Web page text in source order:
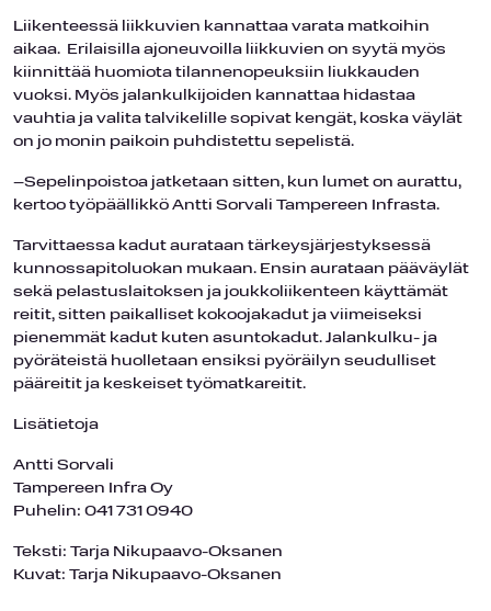
Liikenteessä liikkuvien kannattaa varata matkoihin
aikaa. Erilaisilla ajoneuvoilla liikkuvien on syytä myös
kiinnittää huomiota tilannenopeuksiin liukkauden
vuoksi. Myös jalankulkijoiden kannattaa hidastaa
vauhtia ja valita talvikelille sopivat kengät, koska väylät
on jo monin paikoin puhdistettu sepelistä.
–Sepelinpoistoa jatketaan sitten, kun lumet on aurattu,
kertoo työpäällikkö Antti Sorvali Tampereen Infrasta.
Tarvittaessa kadut aurataan tärkeysjärjestyksessä
kunnossapitoluokan mukaan. Ensin aurataan pääväylät
sekä pelastuslaitoksen ja joukkoliikenteen käyttämät
reitit, sitten paikalliset kokoojakadut ja viimeiseksi
pienemmät kadut kuten asuntokadut. Jalankulku- ja
pyöräteistä huolletaan ensiksi pyöräilyn seudulliset
pääreitit ja keskeiset työmatkareitit.
Lisätietoja
Antti Sorvali
Tampereen Infra Oy
Puhelin: 041 731 0940
Teksti: Tarja Nikupaavo-Oksanen
Kuvat: Tarja Nikupaavo-Oksanen